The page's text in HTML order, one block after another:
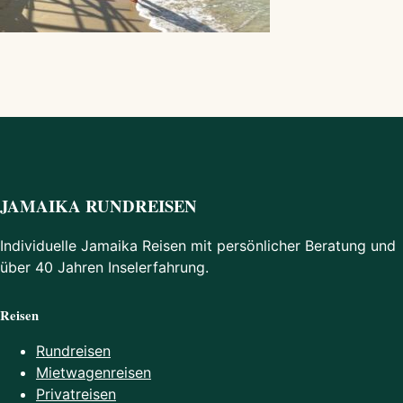
JAMAIKA RUNDREISEN
Individuelle Jamaika Reisen mit persönlicher Beratung und
über 40 Jahren Inselerfahrung.
Reisen
Rundreisen
Mietwagenreisen
Privatreisen